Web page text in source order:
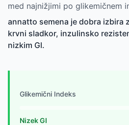
med najnižjimi po glikemičnem
annatto semena je dobra izbira
krvni sladkor, inzulinsko
nizkim GI.
Glikemični Indeks
Nizek GI